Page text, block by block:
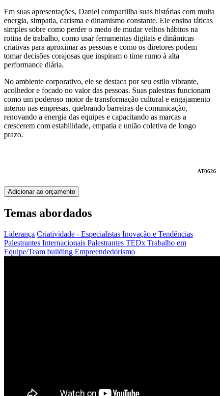
Em suas apresentações, Daniel compartilha suas histórias com muita
energia, simpatia, carisma e dinamismo constante. Ele ensina táticas
simples sobre como perder o medo de mudar velhos hábitos na
rotina de trabalho, como usar ferramentas digitais e dinâmicas
criativas para aproximar as pessoas e como os diretores podem
tomar decisões corajosas que inspiram o time rumo à alta
performance diária.
No ambiente corporativo, ele se destaca por seu estilo vibrante,
acolhedor e focado no valor das pessoas. Suas palestras funcionam
como um poderoso motor de transformação cultural e engajamento
interno nas empresas, quebrando barreiras de comunicação,
renovando a energia das equipes e capacitando as marcas a
crescerem com estabilidade, empatia e união coletiva de longo
prazo.
AT0626
Adicionar ao orçamento
Temas abordados
Liderança Criatividade - Especialistas Inovação e Tendências
Palestrantes Internacionais Palestrantes TEDx Trabalho em
Equipe/Team building Empreendedorismo